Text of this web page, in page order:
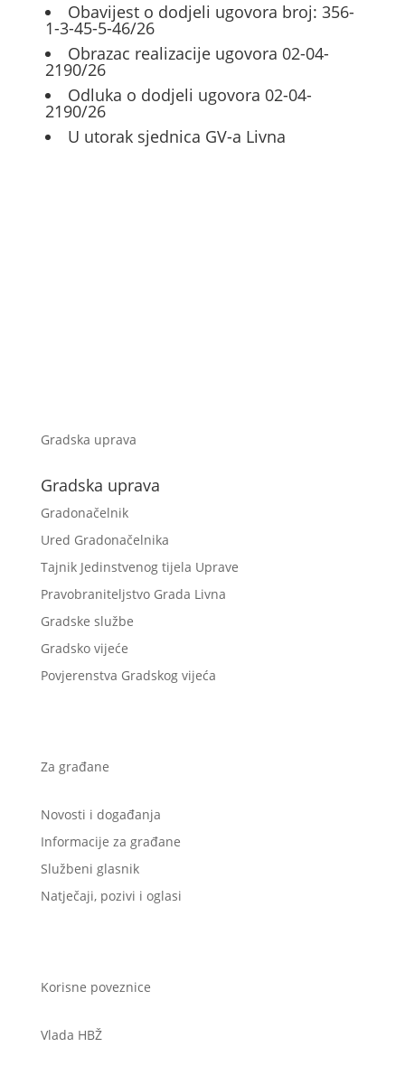
Obavijest o dodjeli ugovora broj: 356-
1-3-45-5-46/26
Obrazac realizacije ugovora 02-04-
2190/26
Odluka o dodjeli ugovora 02-04-
2190/26
U utorak sjednica GV-a Livna
Gradska uprava
Gradska uprava
Gradonačelnik
Ured Gradonačelnika
Tajnik Jedinstvenog tijela Uprave
Pravobraniteljstvo Grada Livna
Gradske službe
Gradsko vijeće
Povjerenstva Gradskog vijeća
Za građane
Novosti i događanja
Informacije za građane
Službeni glasnik
Natječaji, pozivi i oglasi
Korisne poveznice
Vlada HBŽ